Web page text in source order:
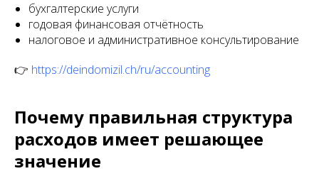
бухгалтерские услуги
годовая финансовая отчётность
налоговое и административное консультирование
👉 https://deindomizil.ch/ru/accounting
Почему правильная структура
расходов имеет решающее
значение